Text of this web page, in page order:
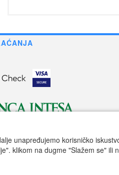
unapređujemo korisničko
klikom na dugme "Slažem se" ili